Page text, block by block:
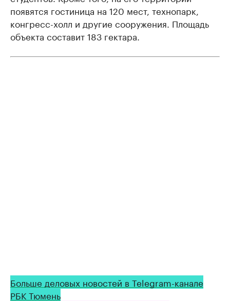
появятся гостиница на 120 мест, технопарк,
конгресс-холл и другие сооружения. Площадь
объекта составит 183 гектара.
Больше деловых новостей в Telegram-канале
РБК Тюмень